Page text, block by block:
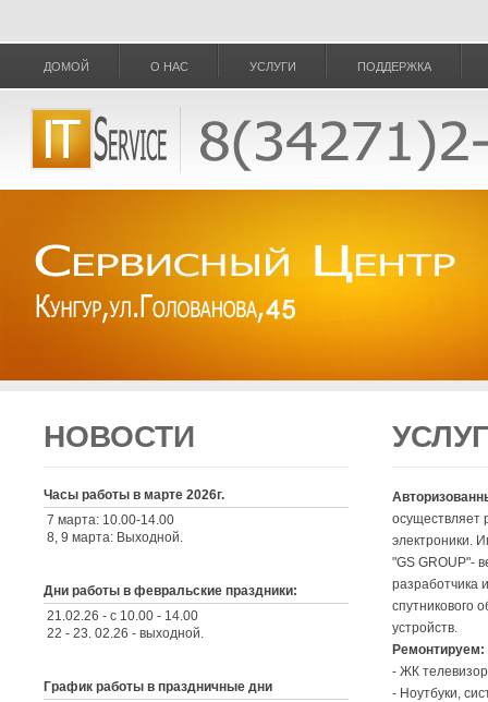
ДОМОЙ О НАС УСЛУГИ ПОДДЕРЖКА
НОВОСТИ
Часы работы в марте 2026г.
7 марта: 10.00-14.00
8, 9 марта: Выходной.
Комментариев
Дни работы в февральские праздники:
21.02.26 - с 10.00 - 14.00
22 - 23. 02.26 - выходной.
Комментариев
График работы в праздничные дни
осуществляет
электроники.
"GS GROUP"-
разработчика
спутникового
устройств.
Ремонтируем:
- ЖК
- Ноутбуки,